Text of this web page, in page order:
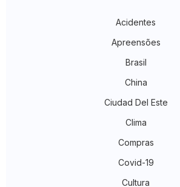
Acidentes
Apreensões
Brasil
China
Ciudad Del Este
Clima
Compras
Covid-19
Cultura